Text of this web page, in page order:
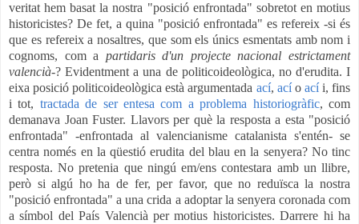
veritat hem basat la nostra "posició enfrontada" sobretot en motius
historicistes? De fet, a quina "posició enfrontada" es refereix -si és
que es refereix a nosaltres, que som els únics esmentats amb nom i
cognoms, com a partidaris d'un projecte nacional estrictament
valencià-? Evidentment a una de politicoideològica, no d'erudita. I
eixa posició politicoideològica està argumentada ací, acío acíi, fins
i tot, tractada de serentesa com a problema historiogràfic, com
demanava Joan Fuster. Llavors per què la resposta a esta "posició
enfrontada" -enfrontada al valencianisme catalanista s'entén- se
centra només en la qüestió erudita del blau en la senyera? No tinc
resposta. No pretenia que ningú em/ens contestara amb un llibre,
però si algú ho ha de fer, per favor, que no reduïsca la nostra
"posició enfrontada" a una crida a adoptar la senyera coronada com
a símbol del País Valencià per motius historicistes. Darrere hi ha